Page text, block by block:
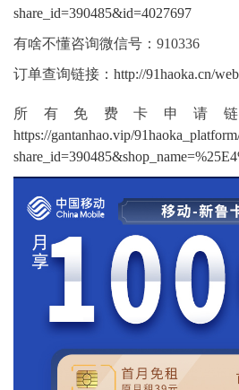
share_id=390485&id=4027697
有啥不懂咨询微信号：910336
订单查询链接： http://91haoka.cn/
所有免费卡申请
https://gantanhao.vip/